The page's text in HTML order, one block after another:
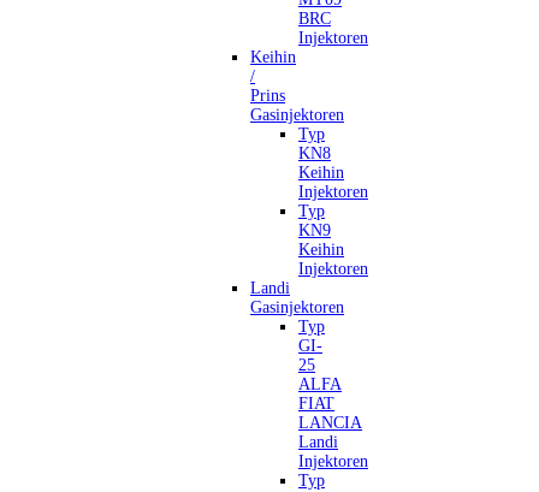
BRC
Injektoren
Keihin
/
Prins
Gasinjektoren
Typ
KN8
Keihin
Injektoren
Typ
KN9
Keihin
Injektoren
Landi
Gasinjektoren
Typ
GI-
25
ALFA
FIAT
LANCIA
Landi
Injektoren
Typ